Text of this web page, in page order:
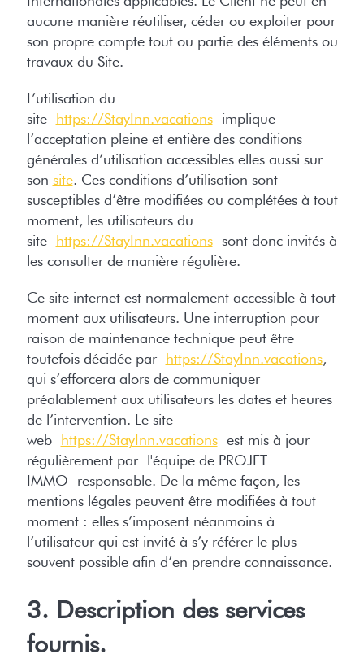
aucune manière réutiliser, céder ou exploiter pour
son propre compte tout ou partie des éléments ou
travaux du Site.
L’utilisation du
site https://StayInn.vacationsimplique
l’acceptation pleine et entière des conditions
générales d’utilisation accessibles elles aussi sur
son site. Ces conditions d’utilisation sont
susceptibles d’être modifiées ou complétées à tout
moment, les utilisateurs du
site https://StayInn.vacationssont donc invités à
les consulter de manière régulière.
Ce site internet est normalement accessible à tout
moment aux utilisateurs. Une interruption pour
raison de maintenance technique peut être
toutefois décidée par https://StayInn.vacations,
qui s’efforcera alors de communiquer
préalablement aux utilisateurs les dates et heures
de l’intervention. Le site
web https://StayInn.vacationsest mis à jour
régulièrement par l'équipe de PROJET
IMMO responsable. De la même façon, les
mentions légales peuvent être modifiées à tout
moment : elles s’imposent néanmoins à
l’utilisateur qui est invité à s’y référer le plus
souvent possible afin d’en prendre connaissance.
3. Description des services
fournis.